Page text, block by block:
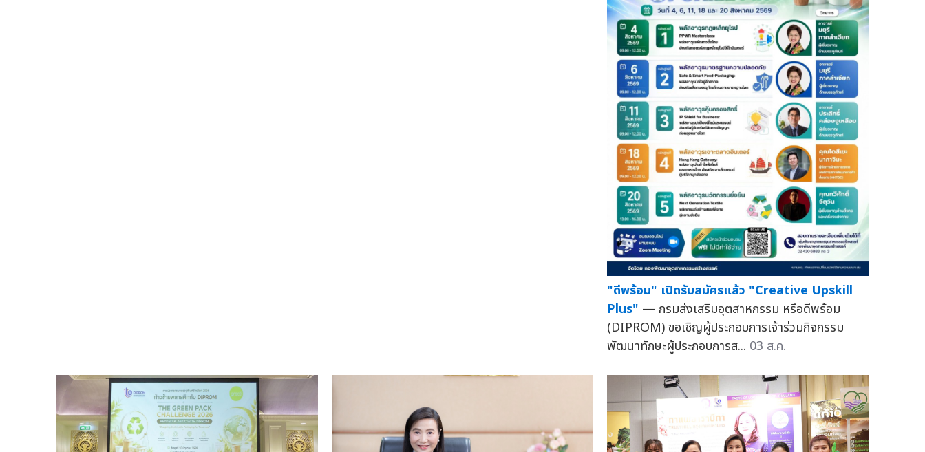
"ดีพร้อม" เปิดรับสมัครแล้ว "Creative Upskill
Plus" — กรมส่งเสริมอุตสาหกรรม หรือดีพร้อม
(DIPROM) ขอเชิญผู้ประกอบการเจ้าร่วมกิจกรรม
พัฒนาทักษะผู้ประกอบการส... 03 ส.ค.